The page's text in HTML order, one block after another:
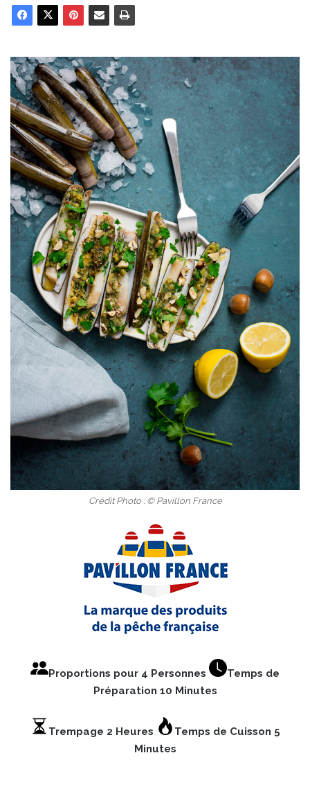
Crédit Photo : © Pavillon France
Proportions pour 4 Personnes
Temps de
Préparation 10 Minutes
Trempage 2 Heures
Temps de Cuisson 5
Minutes